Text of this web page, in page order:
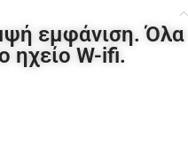
εμφάνιση. Όλα
ηχείο W-ifi.